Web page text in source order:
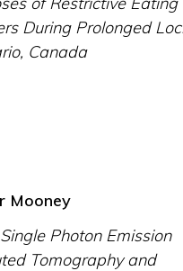
During Prolonged
Canada
Mooney
Photon Emission
Tomography and